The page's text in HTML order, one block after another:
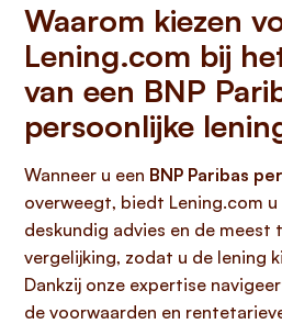
Waarom kiezen
Lening.com bij
van een BNP
persoonlijke
Wanneer u een BNP Paribas
overweegt, biedt Lening.com u
deskundig advies en de meest
vergelijking, zodat u de lening
Dankzij onze expertise
de voorwaarden en